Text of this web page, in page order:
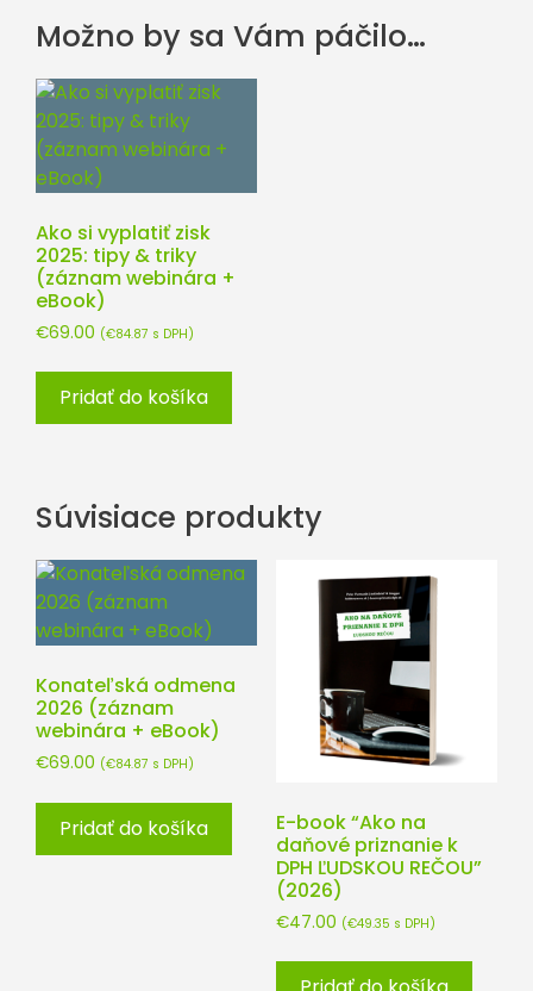
Možno by sa Vám páčilo…
Ako si vyplatiť zisk
2025: tipy & triky
(záznam webinára +
eBook)
€69.00 (€84.87 s DPH)
Pridať do košíka
Súvisiace produkty
Konateľská odmena
2026 (záznam
webinára + eBook)
€69.00 (€84.87 s DPH)
Pridať do košíka
E-book “Ako na
daňové priznanie k
DPH ĽUDSKOU REČOU”
(2026)
€47.00 (€49.35 s DPH)